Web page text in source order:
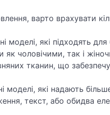
варто врахувати
моделі, які підходять
чоловічими, так і
тканин, що
моделі, які надають
текст, або обидва